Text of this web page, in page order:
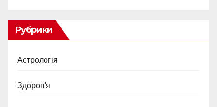
Рубрики
Астрологія
Здоров'я